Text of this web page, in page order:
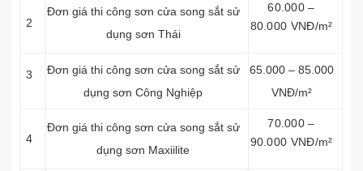
2
Đơn giá thi công sơn cửa song sắt sử
dụng sơn Thái
60.000 –
80.000 VNĐ/m²
3
Đơn giá thi công sơn cửa song sắt sử
dụng sơn Công Nghiệp
65.000 – 85.000
VNĐ/m²
4
Đơn giá thi công sơn cửa song sắt sử
dụng sơn Maxiilite
70.000 –
90.000 VNĐ/m²